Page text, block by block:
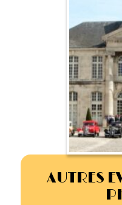
La
La
AUTRES